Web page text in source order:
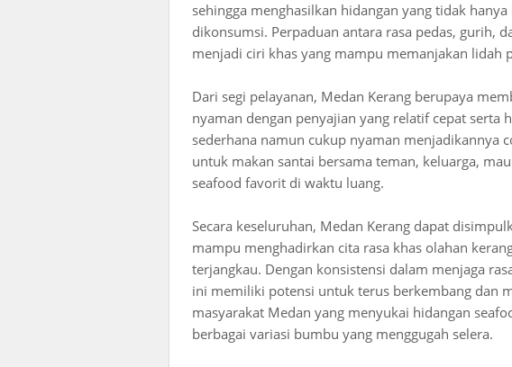
sehingga menghasilkan hidangan yang tidak
dikonsumsi. Perpaduan antara rasa pedas, gurih,
menjadi ciri khas yang mampu memanjakan lidah
Dari segi pelayanan, Medan Kerang berupaya
nyaman dengan penyajian yang relatif cepat serta
sederhana namun cukup nyaman menjadikannya
untuk makan santai bersama teman, keluarga,
seafood favorit di waktu luang.
Secara keseluruhan, Medan Kerang dapat
mampu menghadirkan cita rasa khas olahan
terjangkau. Dengan konsistensi dalam menjaga
ini memiliki potensi untuk terus berkembang dan
masyarakat Medan yang menyukai hidangan
berbagai variasi bumbu yang menggugah selera.